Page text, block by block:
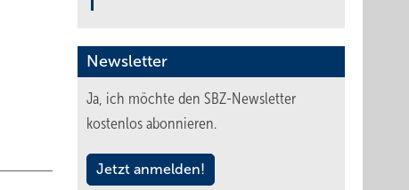
Newsletter
Ja, ich möchte den SBZ-Newsletter
kostenlos abonnieren.
Jetzt anmelden!